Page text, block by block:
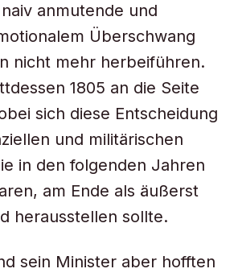
anmutende und
Überschwang
nicht mehr herbeiführen.
1805 an die Seite
sich diese Entscheidung
und militärischen
in den folgenden Jahren
am Ende als äußerst
herausstellen sollte.
sein Minister aber hofften